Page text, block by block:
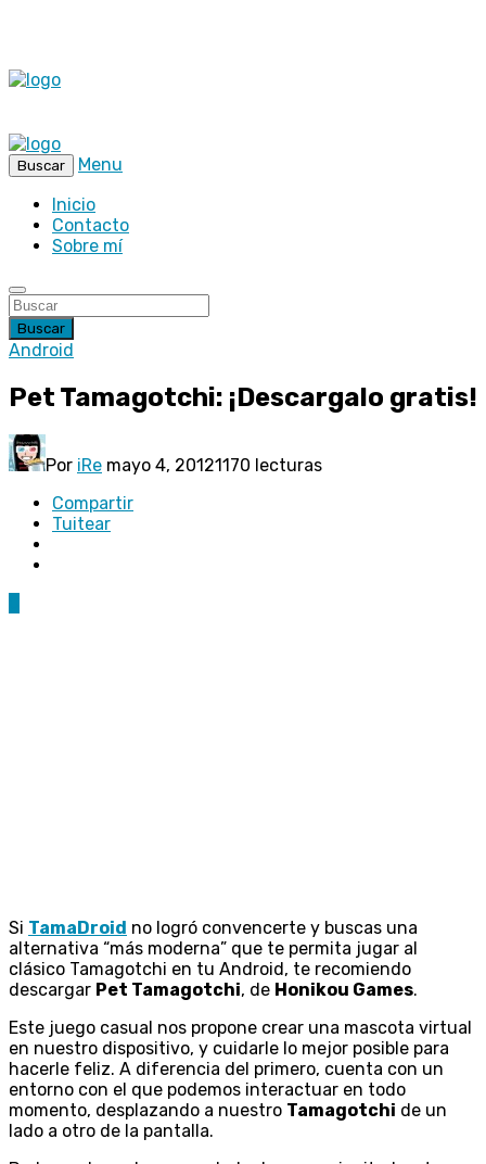
Buscar
Menu
Inicio
Contacto
Sobre mí
Buscar
Android
Pet Tamagotchi: ¡Descargalo gratis!
Por iRe mayo 4, 20121170 lecturas
Compartir
Tuitear
Si TamaDroid no logró convencerte y buscas una
alternativa “más moderna” que te permita jugar al
clásico Tamagotchi en tu Android, te recomiendo
descargar Pet Tamagotchi, de Honikou Games.
Este juego casual nos propone crear una mascota virtual
en nuestro dispositivo, y cuidarle lo mejor posible para
hacerle feliz. A diferencia del primero, cuenta con un
entorno con el que podemos interactuar en todo
momento, desplazando a nuestro Tamagotchi de un
lado a otro de la pantalla.